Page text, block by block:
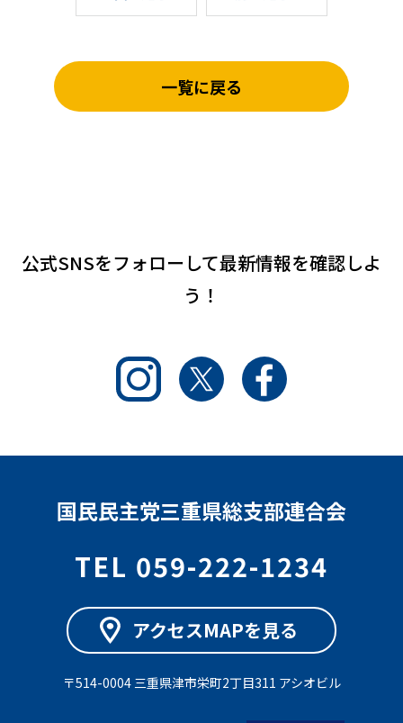
一覧に戻る
公式SNSをフォローして最新情報を確認しよ
う！
Instagram Twitter
国民民主党三重県総支部連合会
TEL 059-222-1234
アクセスMAPを見る
〒514-0004 三重県津市栄町2丁目311 アシオビル